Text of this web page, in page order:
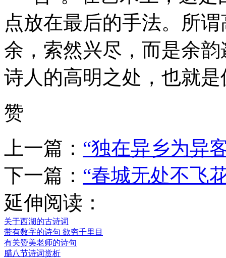
点放在最后的手法。所
余，索然兴尽，而是余
诗人的高明之处，也就
赞
上一篇： “独在异乡为异
下一篇： “春城无处不飞
延伸阅读：
关于西湖的古诗词
带有数字的诗句 欲穷千里目
有关赞美老师的诗句
腊八节诗词赏析